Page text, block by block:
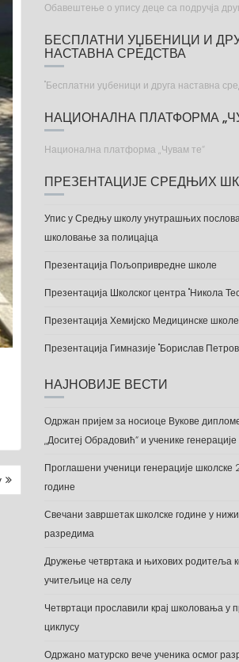
Обавештење о упису деце са подручја
БЕСПЛАТНИ УЏБЕНИЦИ И
НАСТАВНА СРЕДСТВА
"Бесплатни уџбеници и друга наставна
НАЦИОНАЛНА ПЛАТФОРМА
Национална платформа „Чувам те“
ПРЕЗЕНТАЦИЈЕ СРЕДЊИХ
Упис у Средњу школу унутрашњих
школовање за полицајца
Презентација Пољопривредне школе
Презентација Школског центра "Никола
Презентација Хемијско Медицинске
Презентација Гимназије "Борислав
НАЈНОВИЈЕ ВЕСТИ
Одржан пријем за носиоце Вукове
„Доситеј Обрадовић“ и ученике генерације
Проглашени ученици генерације
године
Свечани завршетак школске године у
разредима
Дружење четвртака и њихових родитеља
учитељице на селу
Четвртаци прославили крај школовања у
циклусу
Одржано матурско вече ученика осмог